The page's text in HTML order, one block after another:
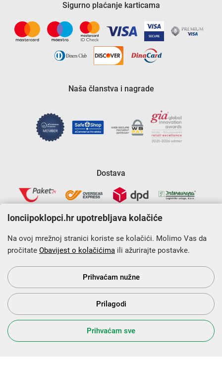
Sigurno plaćanje karticama
Naša članstva i nagrade
Dostava
Krajnji primatelj financijskog instrumenta sufinanciranog iz
Europskog fonda za regionalni razvoj u sklopu Operativnog
programa „Konkurentnost i kohezija”.
s Vama od 2014. godine!
lonciipoklopci.hr upotrebljava kolačiće
Na ovoj mrežnoj stranici koriste se kolačići. Molimo Vas da
pročitate Obavijest o kolačićima ili ažurirajte postavke.
Prihvaćam nužne
Prilagodi
Prihvaćam sve